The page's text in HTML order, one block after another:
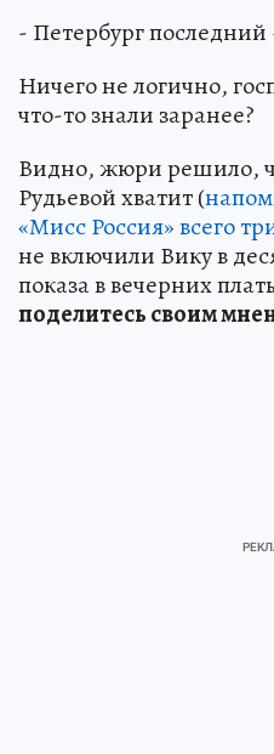
- Петербург последний
Ничего не логично,
что-то знали заранее?
Видно, жюри решило,
Рудьевой хватит (
«Мисс Россия» всего
не включили Вику в
показа в вечерних
поделитесь своим